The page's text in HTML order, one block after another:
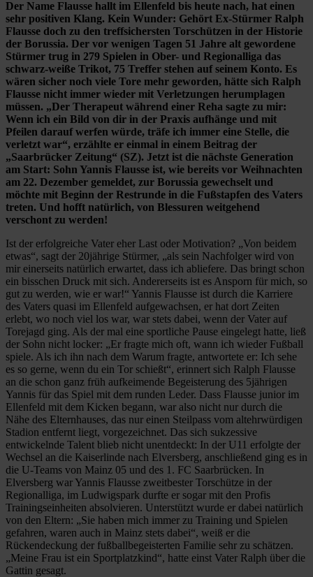
Der Name Flausse hallt im Ellenfeld bis heute nach, hat einen
sehr positiven Klang. Kein Wunder: Gehört Ex-Stürmer Ralph
Flausse doch zu den treffsichersten Torschützen in der Historie
der Borussia. Der vor wenigen Tagen 51 Jahre alt gewordene
Stürmer trug in 279 Spielen in Ober- und Regionalliga das
schwarz-weiße Trikot, 75 Treffer stehen auf seinem Konto. Es
wären sicher noch viele Tore mehr geworden, hätte sich Ralph
Flausse nicht immer wieder mit Verletzungen herumplagen
müssen. „Der Therapeut während einer Reha sagte zu mir:
Wenn ich ein Bild von dir in der Praxis aufhänge und mit
Pfeilen darauf werfen würde, träfe ich immer eine Stelle, die
verletzt war“, erzählte er einmal in einem Beitrag der
„Saarbrücker Zeitung“ (SZ). Jetzt ist die nächste Generation
am Start: Sohn Yannis Flausse ist, wie bereits vor Weihnachten
am 22. Dezember gemeldet, zur Borussia gewechselt und
möchte mit Beginn der Restrunde in die Fußstapfen des Vaters
treten. Und hofft natürlich, von Blessuren weitgehend
verschont zu werden!
Ist der erfolgreiche Vater eher Last oder Motivation? „Von beidem
etwas“, sagt der 20jährige Stürmer, „als sein Nachfolger wird von
mir einerseits natürlich erwartet, dass ich abliefere. Das bringt schon
ein bisschen Druck mit sich. Andererseits ist es Ansporn für mich, so
gut zu werden, wie er war!“ Yannis Flausse ist durch die Karriere
des Vaters quasi im Ellenfeld aufgewachsen, er hat dort Zeiten
erlebt, wo noch viel los war, war stets dabei, wenn der Vater auf
Torejagd ging. Als der mal eine sportliche Pause eingelegt hatte, ließ
der Sohn nicht locker: „Er fragte mich oft, wann ich wieder Fußball
spiele. Als ich ihn nach dem Warum fragte, antwortete er: Ich sehe
es so gerne, wenn du ein Tor schießt“, erinnert sich Ralph Flausse
an die schon ganz früh aufkeimende Begeisterung des 5jährigen
Yannis für das Spiel mit dem runden Leder. Dass Flausse junior im
Ellenfeld mit dem Kicken begann, war also nicht nur durch die
Nähe des Elternhauses, das nur einen Steilpass vom altehrwürdigen
Stadion entfernt liegt, vorgezeichnet. Das sich sukzessive
entwickelnde Talent blieb nicht unentdeckt: In der U11 erfolgte der
Wechsel an die Kaiserlinde nach Elversberg, anschließend ging es in
die U-Teams von Mainz 05 und des 1. FC Saarbrücken. In
Elversberg war Yannis Flausse zweitbester Torschütze in der
Regionalliga, im Ludwigspark durfte er sogar mit den Profis
Trainingseinheiten absolvieren. Unterstützt wurde er dabei natürlich
von den Eltern: „Sie haben mich immer zu Training und Spielen
gefahren, waren auch in Mainz stets dabei“, weiß er die
Rückendeckung der fußballbegeisterten Familie sehr zu schätzen.
„Meine Frau ist ein Sportplatzkind“, hatte einst Vater Ralph über die
Gattin gesagt.